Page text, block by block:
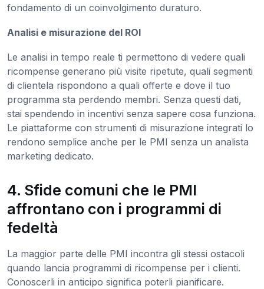
fondamento di un coinvolgimento duraturo.
Analisi e misurazione del ROI
Le analisi in tempo reale ti permettono di vedere quali
ricompense generano più visite ripetute, quali segmenti
di clientela rispondono a quali offerte e dove il tuo
programma sta perdendo membri. Senza questi dati,
stai spendendo in incentivi senza sapere cosa funziona.
Le piattaforme con strumenti di misurazione integrati lo
rendono semplice anche per le PMI senza un analista
marketing dedicato.
4. Sfide comuni che le PMI
affrontano con i programmi di
fedeltà
La maggior parte delle PMI incontra gli stessi ostacoli
quando lancia programmi di ricompense per i clienti.
Conoscerli in anticipo significa poterli pianificare.